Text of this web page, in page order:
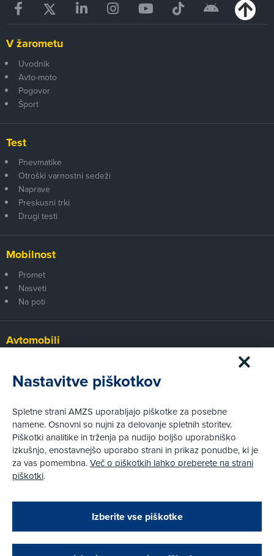
Zapri
Podarjamo vam 10 €!
Obstoječi in novi AMZS člani, ki boste v AMZS
opravili registracijo vozila, boste prejeli
V žarometu
Uvodnik
Avto-moto
Pogovor
Šport
Test
Pnevmatike
Otroški varnostni sedeži
Naprave
Preskusni trki
Drugi testi
Mobilnost
Promet
Nasveti
Na poti
Avtomobili
Prvi pogled
Za volanom
Tehnika
Pravni vidiki
Piškotki
Pravno obvestilo
Pri spletni včlanitvi so podprta naslednja plačilna sredstva:
Nastavitve piškotkov
Spletne strani AMZS uporabljajo piškotke za posebne
namene. Osnovni so nujni za delovanje spletnih storitev.
Piškotki analitike in trženja pa nudijo boljšo uporabniško
izkušnjo, enostavnejšo uporabo strani in prikaz ponudbe, ki je
za vas pomembna.Več o piškotkih lahko preberete na strani
piškotki.
Izberite vse piškotke